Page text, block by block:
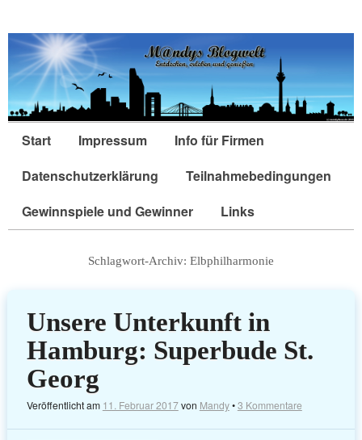
Start Impressum
Info für Firmen
Datenschutzerklärung
Teilnahmebedingungen
Gewinnspiele und Gewinner
Links
Schlagwort-Archiv: Elbphilharmonie
Unsere Unterkunft in
Hamburg: Superbude St.
Georg
Veröffentlicht am 11. Februar 2017von Mandy•3 Kommentare